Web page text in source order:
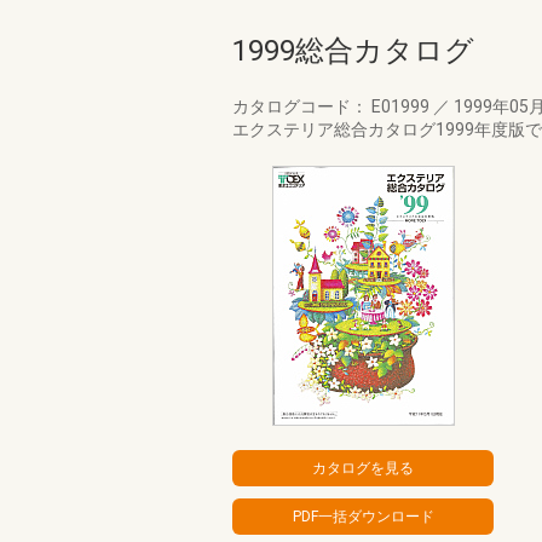
1999総合カタログ
カタログコード： E01999 ／ 1999年05月
エクステリア総合カタログ1999年度版で